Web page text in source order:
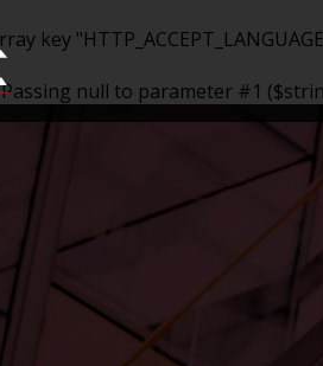
key
null to parameter #1